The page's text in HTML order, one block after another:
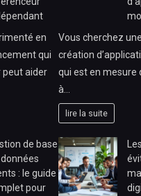
en
qui
peut aider
Vous cherchez
création
qui est en mesure
à…
lire la suite
de base
: le guide
pour